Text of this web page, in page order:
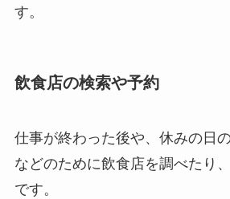
す。
飲食店の検索や予約
仕事が終わった後や、休みの日
などのために飲食店を調べたり
です。